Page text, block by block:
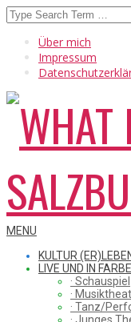
Skip
to
content
Search
Über mich
Impressum
WHAT
Secondary
Menu
MENU
KULTUR
LIVE UND IN FARBE
· Schauspiel
·
· Tanz/